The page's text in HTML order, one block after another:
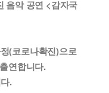
음악 공연 <감자국
(코로나확진)으로
연합니다.
.